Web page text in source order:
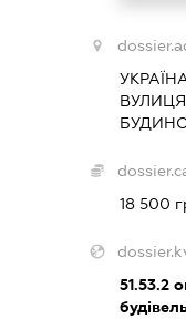
18 500
51.53.2